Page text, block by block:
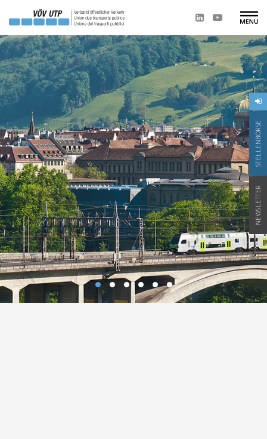
STELLENBÖRSE
NEWSLETTER